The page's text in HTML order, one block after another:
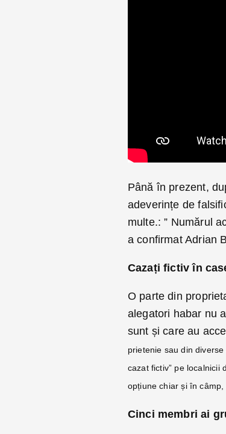
Până în prezent,
adeverințe de
multe.: ” Numărul
a confirmat Adrian
Cazați fictiv în
O parte din
alegatori habar nu
sunt și care au
prietenie sau din
cazat fictiv” pe localnicii
opțiune chiar și în
Cinci membri ai